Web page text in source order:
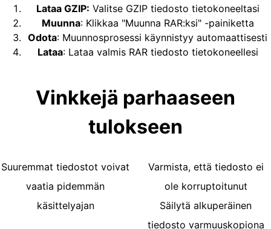
Lataa GZIP: Valitse GZIP tiedosto tietokoneeltasi
Muunna: Klikkaa "Muunna RAR:ksi" -painiketta
Odota: Muunnosprosessi käynnistyy automaattisesti
Lataa: Lataa valmis RAR tiedosto tietokoneellesi
Vinkkejä parhaaseen
tulokseen
Suuremmat tiedostot voivat
vaatia pidemmän
käsittelyajan
Varmista, että tiedosto ei
ole korruptoitunut
Säilytä alkuperäinen
tiedosto varmuuskopiona